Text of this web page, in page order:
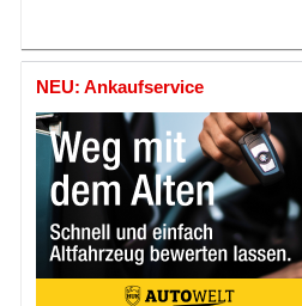
NEU: Ankaufservice